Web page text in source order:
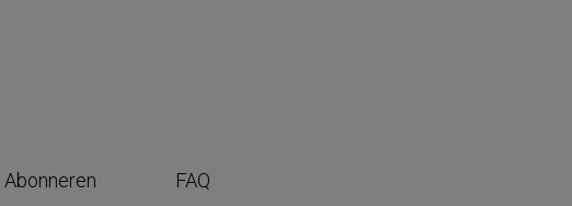
Abonneren FAQ